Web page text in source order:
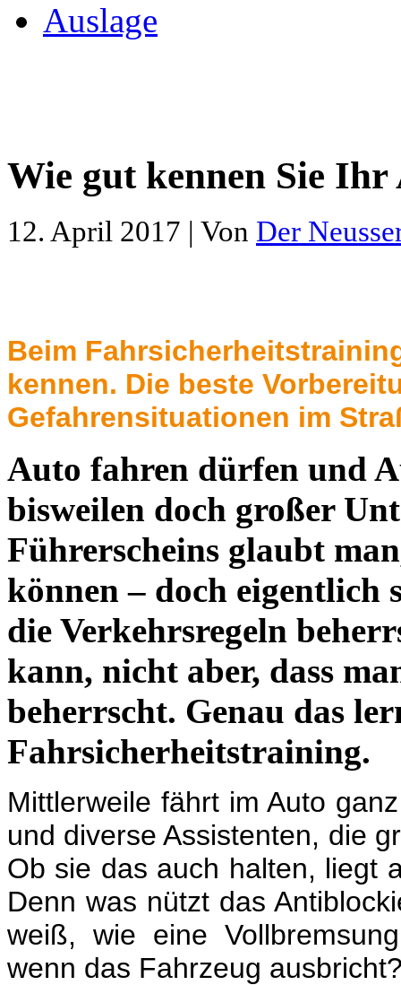
Auslage
Wie gut kennen Sie Ihr
12. April 2017 | Von Der
Beim
kennen. Die beste
Gefahrensituationen im
Auto fahren dürfen und
bisweilen doch großer
Führerscheins glaubt
können – doch eigentlich
die Verkehrsregeln
kann, nicht aber, dass
beherrscht. Genau das
Fahrsicherheitstraining.
Mittlerweile fährt im Auto
und diverse Assistenten, die
Ob sie das auch halten, liegt
Denn was nützt das
weiß, wie eine
wenn das Fahrzeug